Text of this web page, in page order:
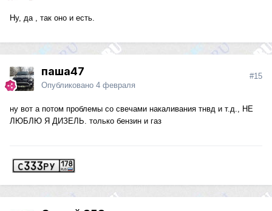
Ну, да , так оно и есть.
паша47
Опубликовано 4 февраля
#15
ну вот а потом проблемы со свечами накаливания тнвд и т.д., НЕ
ЛЮБЛЮ Я ДИЗЕЛЬ. только бензин и газ